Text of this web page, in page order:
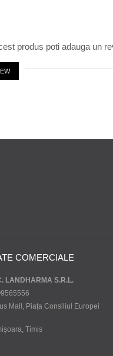
produs poti adauga un
COMERCIALE
LANDHARMA S.R.L.
Mall, Piața Consiliul Europei
Timis